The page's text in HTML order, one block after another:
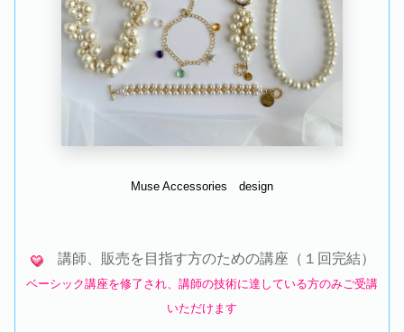
Muse Accessories design
講師、販売を目指す方のための講座（１回完結）
ベーシック講座を修了され、講師の技術に達している方のみご受講
いただけます